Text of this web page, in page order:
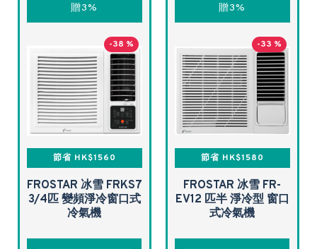
贈3%
-38 %
節省 HK$1560
FROSTAR 冰雪 FRKS7
3/4匹 變頻淨冷窗口式
冷氣機
贈3%
-33 %
節省 HK$1580
FROSTAR 冰雪 FR-
EV12 匹半 淨冷型 窗口
式冷氣機